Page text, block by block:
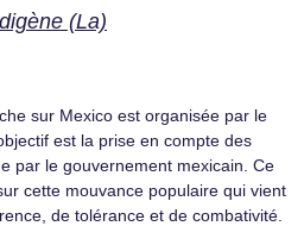
(La)
sur Mexico est organisée par le
est la prise en compte des
par le gouvernement mexicain. Ce
cette mouvance populaire qui vient
de tolérance et de combativité.